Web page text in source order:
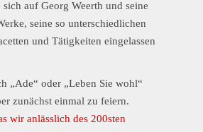
sich auf Georg Weerth und seine
seine so unterschiedlichen
und Tätigkeiten eingelassen
„Ade“ oder „Leben Sie wohl“
zunächst einmal zu feiern.
wir anlässlich des 200sten